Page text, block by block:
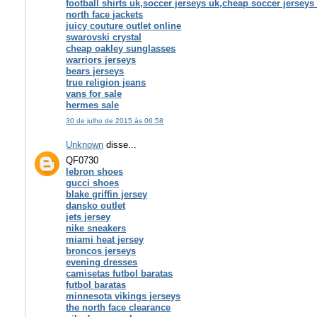
football shirts uk,soccer jerseys uk,cheap soccer jerseys
north face jackets
juicy couture outlet online
swarovski crystal
cheap oakley sunglasses
warriors jerseys
bears jerseys
true religion jeans
vans for sale
hermes sale
30 de julho de 2015 às 06:58
Unknown disse...
QF0730
lebron shoes
gucci shoes
blake griffin jersey
dansko outlet
jets jersey
nike sneakers
miami heat jersey
broncos jerseys
evening dresses
camisetas futbol baratas
futbol baratas
minnesota vikings jerseys
the north face clearance